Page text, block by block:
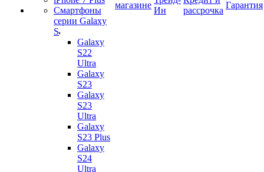
Смартфоны
серии Galaxy
S
Galaxy
S22
Ultra
Galaxy
S23
Galaxy
S23
Ultra
Galaxy
S23 Plus
Galaxy
S24
Ultra
магазине
Ин
рассрочка
Гарантия